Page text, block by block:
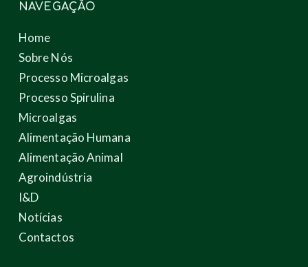
NAVEGAÇÃO
Home
Sobre Nós
Processo Microalgas
Processo Spirulina
Microalgas
Alimentação Humana
Alimentação Animal
Agroindústria
I&D
Notícias
Contactos